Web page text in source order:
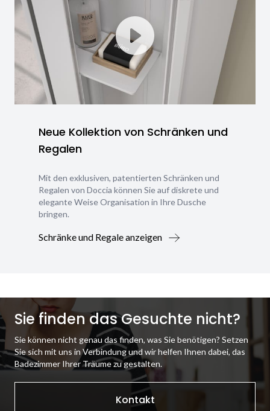
Neue Kollektion von Schränken und
Regalen
Mit den exklusiven, patentierten Schränken und
Regalen von Doccia können Sie auf diskrete und
elegante Weise Organisation in Ihre Dusche
bringen.
Schränke und Regale anzeigen
Sie finden das Gesuchte nicht?
Sie können nicht genau das finden, was Sie benötigen? Setzen
Sie sich mit uns in Verbindung und wir helfen Ihnen dabei, das
Badezimmer Ihrer Träume zu gestalten.
Kontakt